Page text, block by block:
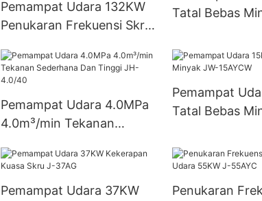
Pemampat Udara 132KW
Penukaran Frekuensi Skru
Tatal Bebas
Pemampat Udara 4.0MPa
4.0m³/min Tekanan
4.0/40
Pemampat
Tatal Bebas
Pemampat Udara 37KW
Penukaran